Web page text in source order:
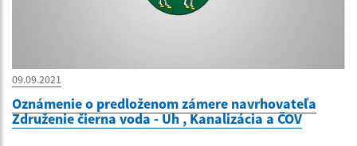
09.09.2021
Oznámenie o predloženom zámere navrhovateľa
Združenie čierna voda - Uh , Kanalizácia a ČOV